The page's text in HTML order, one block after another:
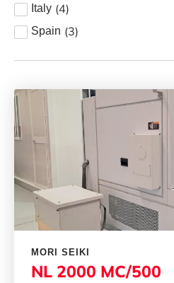
Italy (4)
Spain (3)
MORI SEIKI
NL 2000 MC/500